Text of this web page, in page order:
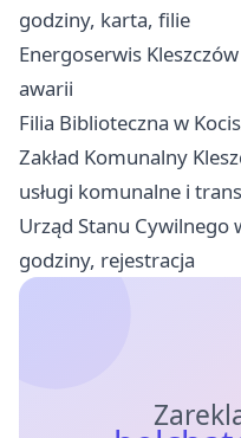
godziny, karta, filie
Energoserwis
awarii
Filia Biblioteczna w
Zakład Komunalny
usługi komunalne i
Urząd Stanu Cywilnego
godziny, rejestracja